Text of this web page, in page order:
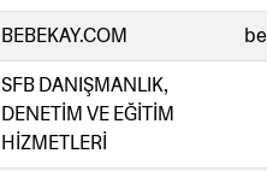
BEBEKAY.COM
SFB DANIŞMANLIK,
DENETİM VE EĞİTİM
HİZMETLERİ